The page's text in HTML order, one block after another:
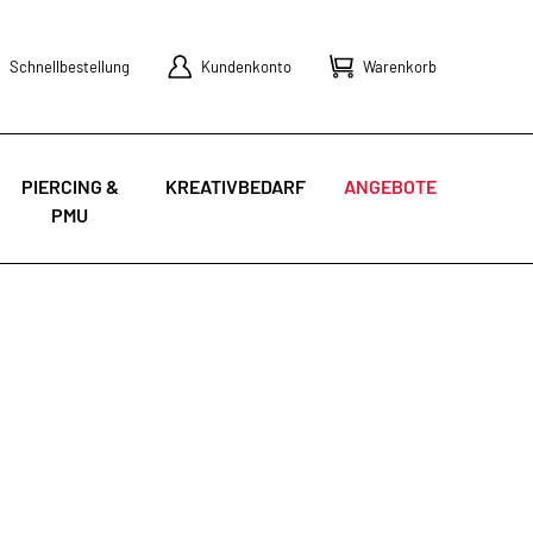
Schnellbestellung Kundenkonto Warenkorb
PIERCING &
PMU
KREATIVBEDARF ANGEBOTE